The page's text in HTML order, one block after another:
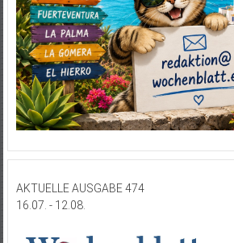
AKTUELLE AUSGABE 474
16.07. - 12.08.